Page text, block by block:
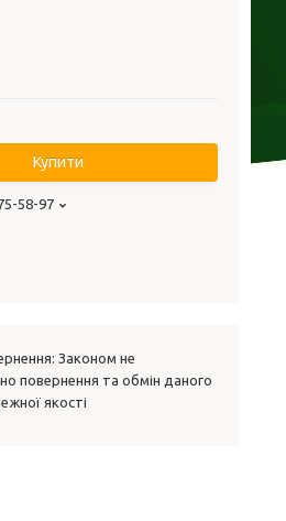
Купити
58-97
Законом не
повернення та обмін даного
якості